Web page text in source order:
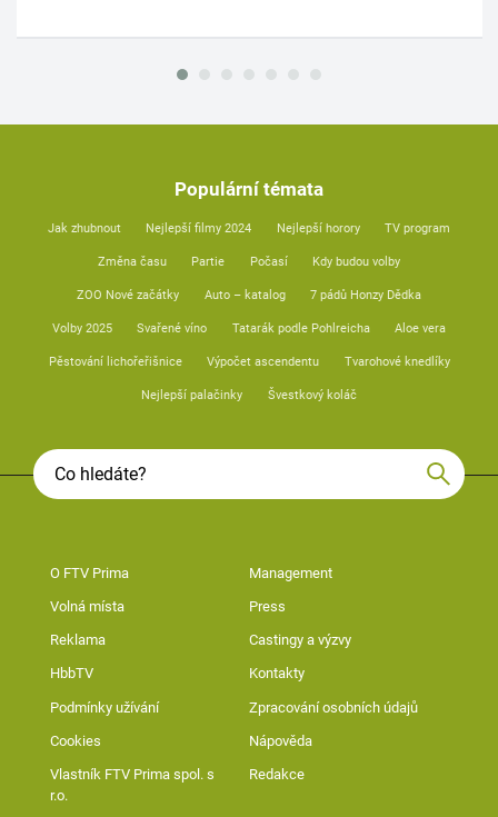
Populární témata
Jak zhubnout Nejlepší filmy 2024 Nejlepší horory TV program
Změna času Partie Počasí Kdy budou volby
ZOO Nové začátky Auto – katalog 7 pádů Honzy Dědka
Volby 2025 Svařené víno Tatarák podle Pohlreicha Aloe vera
Pěstování lichořeřišnice Výpočet ascendentu Tvarohové knedlíky
Nejlepší palačinky Švestkový koláč
O FTV Prima Management
Volná místa Press
Reklama Castingy a výzvy
HbbTV Kontakty
Podmínky užívání Zpracování osobních údajů
Cookies Nápověda
Vlastník FTV Prima spol. s
r.o.
Redakce